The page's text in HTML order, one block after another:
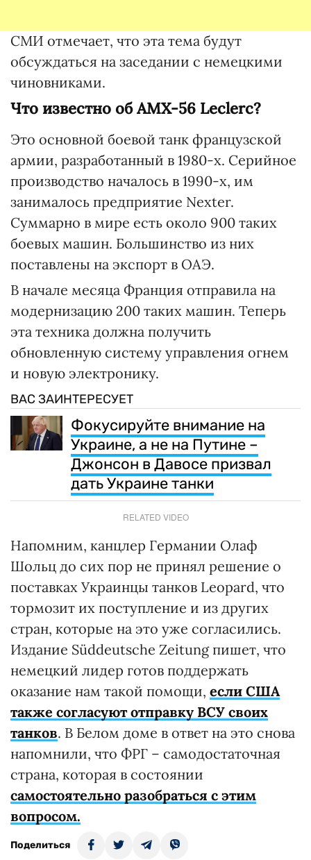
СМИ отмечает, что эта тема будут
обсуждаться на заседании с немецкими
чиновниками.
Что известно об AMX-56 Leclerc?
Это основной боевой танк французской
армии, разработанный в 1980-х. Серийное
производство началось в 1990-х, им
занималось предприятие Nexter.
Суммарно в мире есть около 900 таких
боевых машин. Большинство из них
поставлены на экспорт в ОАЭ.
В начале месяца Франция отправила на
модернизацию 200 таких машин. Теперь
эта техника должна получить
обновленную систему управления огнем
и новую электронику.
ВАС ЗАИНТЕРЕСУЕТ
Фокусируйте внимание на
Украине, а не на Путине –
Джонсон в Давосе призвал
дать Украине танки
RELATED VIDEO
Напомним, канцлер Германии Олаф
Шольц до сих пор не принял решение о
поставках Украинцы танков Leopard, что
тормозит их поступление и из других
стран, которые на это уже согласились.
Издание Süddeutsche Zeitung пишет, что
немецкий лидер готов поддержать
оказание нам такой помощи, если США
также согласуют отправку ВСУ своих
танков. В Белом доме в ответ на это снова
напомнили, что ФРГ – самодостаточная
страна, которая в состоянии
самостоятельно разобраться с этим
вопросом.
Поделиться